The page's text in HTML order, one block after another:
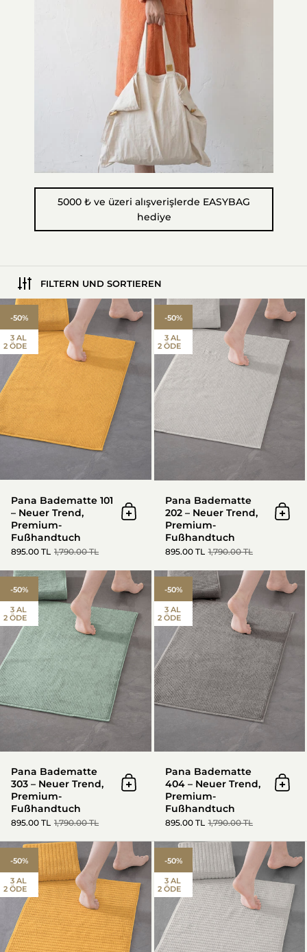
5000 ₺ ve üzeri alışverişlerde EASYBAG
hediye
FILTERN UND SORTIEREN
Pana Badematte 101 – Neuer
Pana Badematte 101
– Neuer Trend,
Premium-
Fußhandtuch
895.00 TL 1,790.00 TL
In den Warenkorb
-50%
3 AL
2 ÖDE
Pana Badematte
202 – Neuer Trend,
Premium-
Fußhandtuch
895.00 TL 1,790.00 TL
In
-50%
3 AL
2 ÖDE
Pana Badematte 303 – Neuer
Pana Badematte
303 – Neuer Trend,
Premium-
Fußhandtuch
895.00 TL 1,790.00 TL
In den Warenkorb
-50%
3 AL
2 ÖDE
Pana Badematte
404 – Neuer Trend,
Premium-
Fußhandtuch
895.00 TL 1,790.00 TL
In
-50%
3 AL
2 ÖDE
Penta Badematte 101 – Neuer
-50%
3 AL
2 ÖDE
-50%
3 AL
2 ÖDE